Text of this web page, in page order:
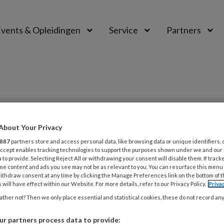
& Opleidingen Service Partners
Opslaan Reacties 0 Delen
& lezen
Jolanda Sonneveld
4
Your Privacy
887 partners store and access personal data, like browsing data or unique identifiers,
enables tracking technologies to support the purposes shown under we and
to provide. Selecting Reject All or withdrawing your consent will disable them. If
content and ads you see may not be as relevant to you. You can resurface this
consent at any time by clicking the Manage Preferences link on the bottom of
will have effect within our Website. For more details, refer to our Privacy Policy.
not? Then we only place essential and statistical cookies, these do not record
partners process data to provide: